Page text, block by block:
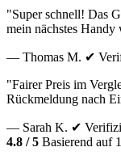
"Super schnell! Das
mein nächstes
— Thomas M. ✔
"Fairer Preis im
Rückmeldung nach
— Sarah K. ✔
4.8 / 5 Basierend auf